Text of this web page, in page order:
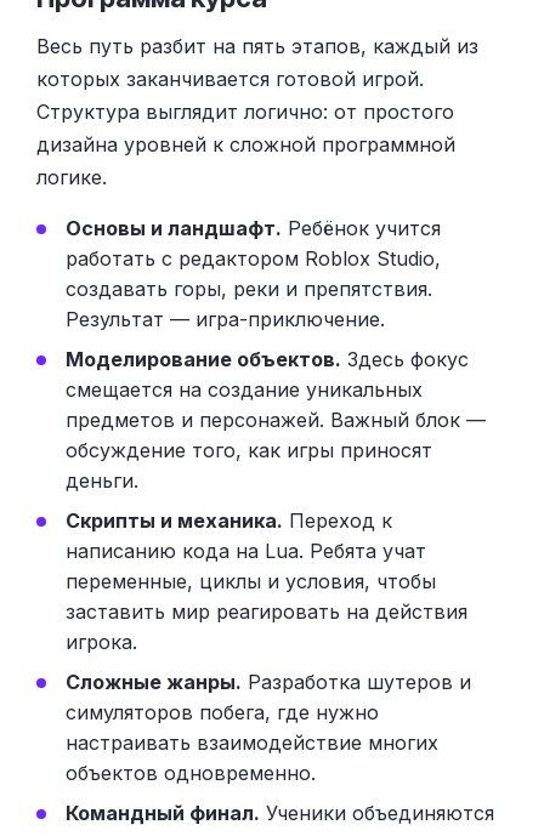
Весь путь разбит на пять этапов, каждый из
которых заканчивается готовой игрой.
Структура выглядит логично: от простого
дизайна уровней к сложной программной
логике.
Основы и ландшафт. Ребёнок учится
работать с редактором Roblox Studio,
создавать горы, реки и препятствия.
Результат — игра-приключение.
Моделирование объектов. Здесь фокус
смещается на создание уникальных
предметов и персонажей. Важный блок —
обсуждение того, как игры приносят
деньги.
Скрипты и механика. Переход к
написанию кода на Lua. Ребята учат
переменные, циклы и условия, чтобы
заставить мир реагировать на действия
игрока.
Сложные жанры. Разработка шутеров и
симуляторов побега, где нужно
настраивать взаимодействие многих
объектов одновременно.
Командный финал. Ученики объединяются